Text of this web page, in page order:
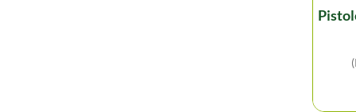
pistoles chocolat blanc -